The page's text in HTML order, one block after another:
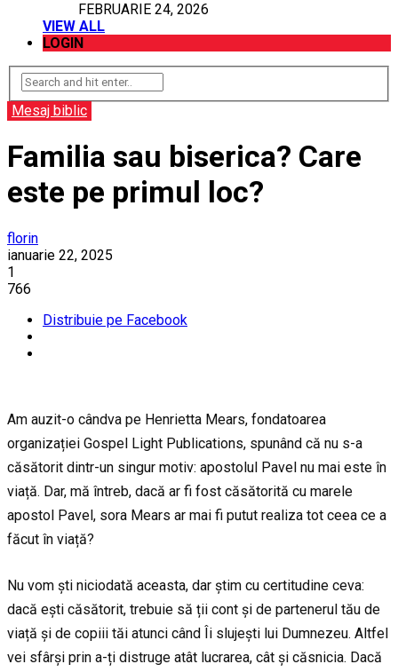
FEBRUARIE 24, 2026
VIEW ALL
LOGIN
Mesaj biblic
Familia sau biserica? Care
este pe primul loc?
florin
ianuarie 22, 2025
1
766
Distribuie pe Facebook
Am auzit-o cândva pe Henrietta Mears, fondatoarea
organizației Gospel Light Publications, spunând că nu s-a
căsătorit dintr-un singur motiv: apostolul Pavel nu mai este în
viață. Dar, mă întreb, dacă ar fi fost căsătorită cu marele
apostol Pavel, sora Mears ar mai fi putut realiza tot ceea ce a
făcut în viață?
Nu vom ști niciodată aceasta, dar știm cu certitudine ceva:
dacă ești căsătorit, trebuie să ții cont și de partenerul tău de
viață și de copiii tăi atunci când Îi slujești lui Dumnezeu. Altfel
vei sfârși prin a-ți distruge atât lucrarea, cât și căsnicia. Dacă